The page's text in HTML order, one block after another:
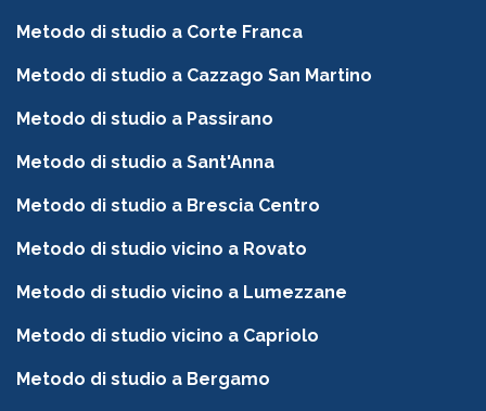
Metodo di studio a Corte Franca
Metodo di studio a Cazzago San Martino
Metodo di studio a Passirano
Metodo di studio a Sant'Anna
Metodo di studio a Brescia Centro
Metodo di studio vicino a Rovato
Metodo di studio vicino a Lumezzane
Metodo di studio vicino a Capriolo
Metodo di studio a Bergamo